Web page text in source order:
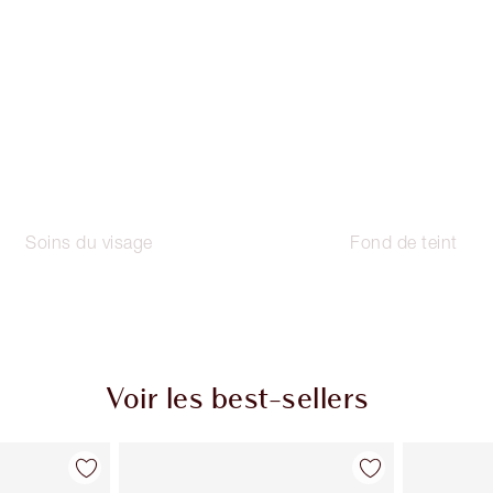
Soins du visage Fond de teint
Voir les best-sellers